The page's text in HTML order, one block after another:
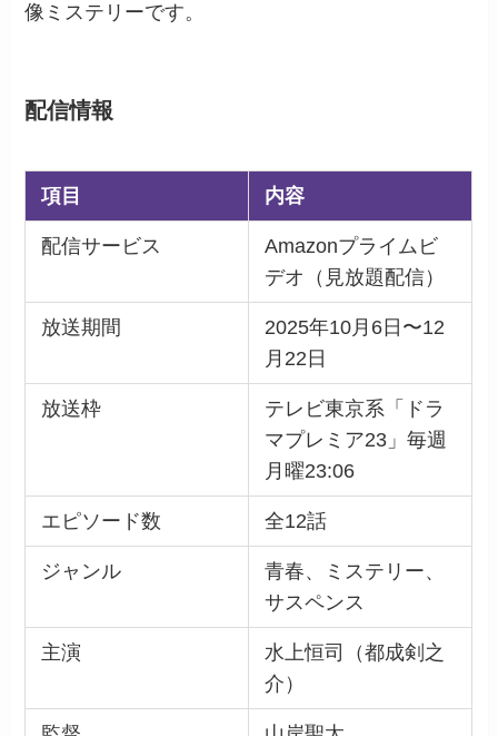
像ミステリーです。
配信情報
項目 内容
配信サービス
Amazonプライムビ
デオ（見放題配信）
放送期間
2025年10月6日〜12
月22日
放送枠
テレビ東京系「ドラ
マプレミア23」毎週
月曜23:06
エピソード数 全12話
ジャンル
青春、ミステリー、
サスペンス
主演
水上恒司（都成剣之
介）